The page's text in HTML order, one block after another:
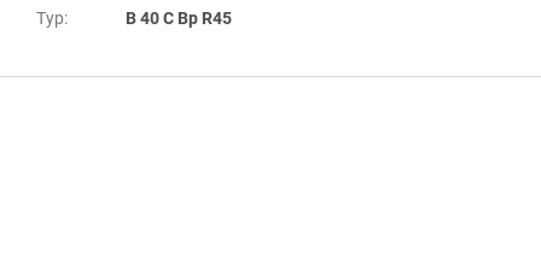
Typ: B 40 C Bp R45